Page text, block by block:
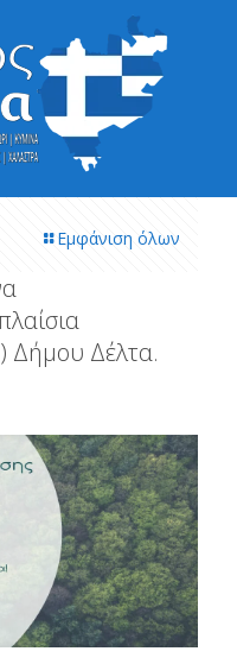
Εμφάνιση όλων
Δήμου Δέλτα.